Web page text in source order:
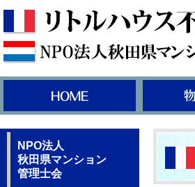
NPO法人
秋田県マンション
管理士会